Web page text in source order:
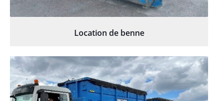
Location de benne